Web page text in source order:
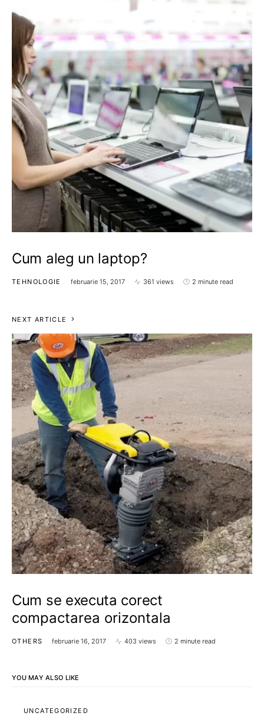
Cum aleg un laptop?
TEHNOLOGIE februarie 15, 2017 361 views 2 minute read
NEXT ARTICLE
Cum se executa corect
compactarea orizontala
OTHERS februarie 16, 2017 403 views 2 minute read
YOU MAY ALSO LIKE
UNCATEGORIZED